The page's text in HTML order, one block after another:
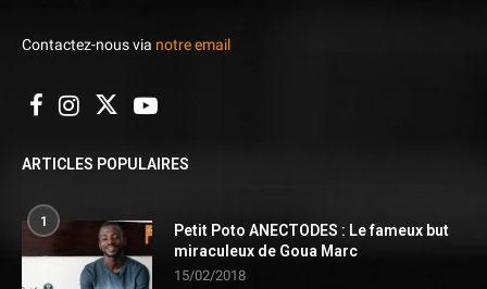
Contactez-nous via notre email
ARTICLES POPULAIRES
1
Petit Poto ANECTODES : Le fameux but
miraculeux de Goua Marc
15/02/2018